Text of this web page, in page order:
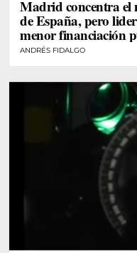
Madrid concentra el
de España, pero
menor financiación
ANDRÉS FIDALGO